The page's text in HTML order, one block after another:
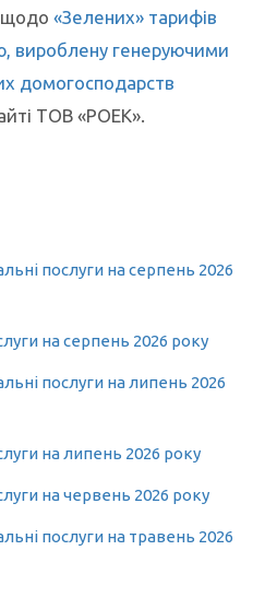
щодо «Зелених» тарифів
вироблену генеруючими
домогосподарств
ТОВ «РОЕК».
послуги на серпень 2026
на серпень 2026 року
послуги на липень 2026
на липень 2026 року
на червень 2026 року
послуги на травень 2026